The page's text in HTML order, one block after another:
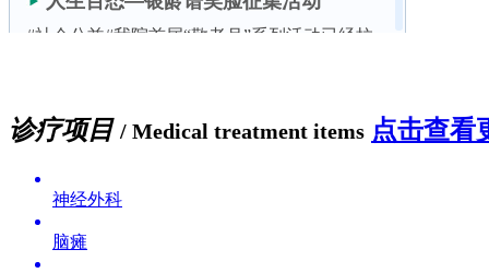
诊疗项目 / Medical treatment items 点击查看
神经外科
脑瘫